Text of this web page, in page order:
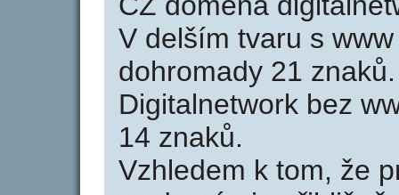
V delším tvaru s
dohromady 21
Digitalnetwork bez
14 znaků.
Vzhledem k tom, že